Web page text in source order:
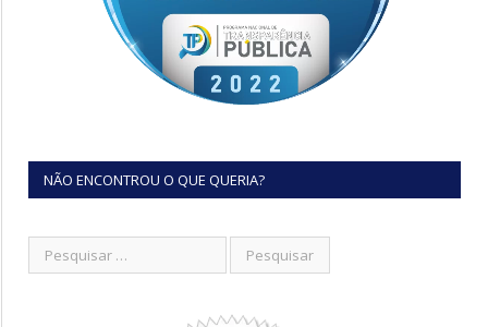
NÃO ENCONTROU O QUE QUERIA?